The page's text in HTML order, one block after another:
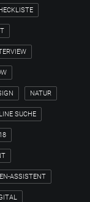
NATUR
SUCHE
ASSISTENT